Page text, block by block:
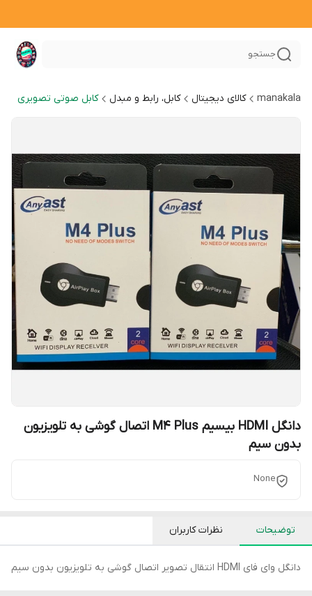
جستجو
manakala کالای دیجیتال کابل، رابط و مبدل کابل صوتی تصویری
دانگل HDMI بیسیم M4 Plus اتصال گوشی به تلویزیون
بدون سیم
None
توضیحات نظرات کاربران
دانگل وای فای HDMI انتقال تصویر اتصال گوشی به تلویزیون بدون سیم